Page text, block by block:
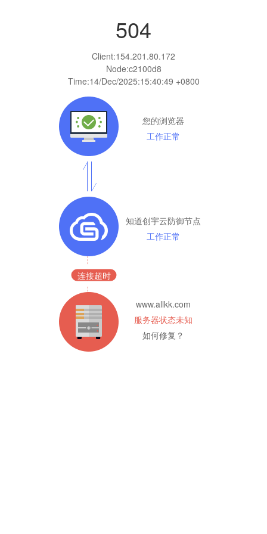
504
Client:154.201.80.172
Node:c2100d8
Time:14/Dec/2025:15:40:49 +0800
您的浏览器
工作正常
知道创宇云防御节点
工作正常
连接超时
www.allkk.com
服务器状态未知
如何修复？